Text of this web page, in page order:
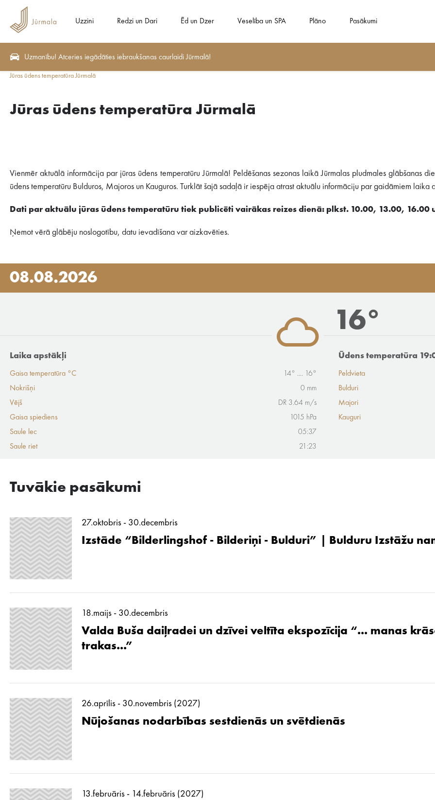
Uzzini Redzi un Dari Ēd un Dzer Veselība un SPA Plāno Pasākumi
Uzmanību! Atceries iegādāties iebraukšanas caurlaidi Jūrmalā!
Jūras ūdens temperatūra Jūrmalā
Jūras ūdens temperatūra Jūrmalā
Vienmēr aktuālā informācija par jūras ūdens temperatūru Jūrmalā! Peldēšanas sezonas laikā Jūrmalas pludmales glābšanas
ūdens temperatūru Bulduros, Majoros un Kauguros. Turklāt šajā sadaļā ir iespēja atrast aktuālu informāciju par gaidāmiem
Dati par aktuālu jūras ūdens temperatūru tiek publicēti vairākas reizes dienā: plkst. 10.00, 13.00, 16.00
Ņemot vērā glābēju noslogotību, datu ievadīšana var aizkavēties.
08.08.2026
16°
Laika apstākļi
Gaisa temperatūra °C
14° .... 16°
Nokrišņi
0 mm
Vējš
DR 3.64 m/s
Gaisa spiediens
1015 hPa
Saule lec
05:37
Saule riet
21:23
Ūdens temperatūra
Peldvieta
Bulduri
Majori
Kauguri
Tuvākie pasākumi
27.oktobris - 30.decembris
Izstāde “Bilderlingshof - Bilderiņi - Bulduri” | Bulduru Izstāžu
18.maijs - 30.decembris
Valda Buša daiļradei un dzīvei veltīta ekspozīcija “... manas
trakas...”
26.aprīlis - 30.novembris (2027)
Nūjošanas nodarbības sestdienās un svētdienās
13.februāris - 14.februāris (2027)